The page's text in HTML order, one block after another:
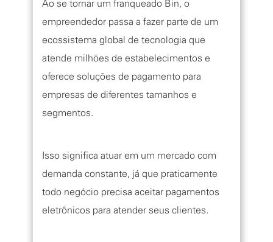
Ao se tornar um franqueado Bin, o
empreendedor passa a fazer parte de um
ecossistema global de tecnologia que
atende milhões de estabelecimentos e
oferece soluções de pagamento para
empresas de diferentes tamanhos e
segmentos.
Isso significa atuar em um mercado com
demanda constante, já que praticamente
todo negócio precisa aceitar pagamentos
eletrônicos para atender seus clientes.